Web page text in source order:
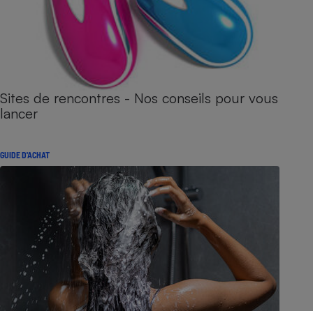
Sites de rencontres - Nos conseils pour vous
lancer
GUIDE D'ACHAT